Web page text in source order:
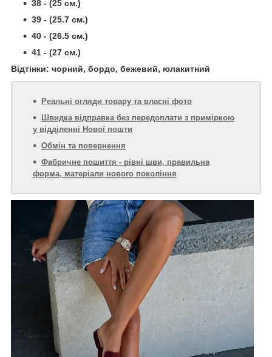
38 - (25 см.)
39 - (25.7 см.)
40 - (26.5 см.)
41 - (27 см.)
Відтінки: чорний, бордо, бежевий, юлакитний
Реальні огляди товару та власні фото
Швидка відправка без передоплати з приміркою
у відділенні Нової пошти
Обмін та повернення
Фабричне пошиття - рівні шви, правильна
форма, матеріали нового покоління